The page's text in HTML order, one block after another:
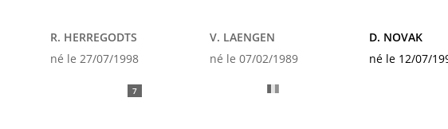
R. HERREGODTS
né le 27/07/1998
V. LAENGEN
né le 07/02/1989
D. NOVAK
né le 12/07/
7